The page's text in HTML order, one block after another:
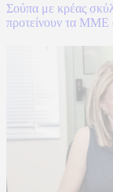
Σούπα με κρέας
προτείνουν τα ΜΜΕ